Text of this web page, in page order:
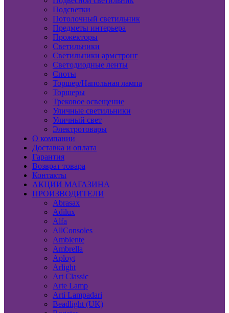
Подсветки
Потолочный светильник
Предметы интерьера
Прожекторы
Светильники
Светильники армстронг
Светодиодные ленты
Споты
Торшер/Напольная лампа
Торшеры
Трековое освещение
Уличные светильники
Уличный свет
Электротовары
О компании
Доставка и оплата
Гарантия
Возврат товара
Контакты
АКЦИИ МАГАЗИНА
ПРОИЗВОДИТЕЛИ
Abrasax
Adilux
Alfa
AllConsoles
Ambiente
Ambrella
Aployt
Arlight
Art Classic
Arte Lamp
Arti Lampadari
Beadlight (UK)